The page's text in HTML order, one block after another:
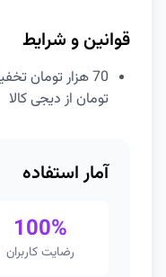
قوانین و شرایط
تومان از دیجی کالا
آمار استفاده
100%
رضایت کاربران